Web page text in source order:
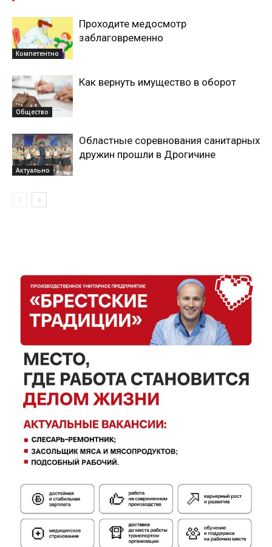
Газета
"Драгічынскі Веснік"
ПОДПИСАТЬСЯ
Компетентно
Проходите медосмотр
заблаговременно
Общество
Как вернуть имущество в оборот
Актуально
Областные соревнования санитарных
дружин прошли в Дрогичине